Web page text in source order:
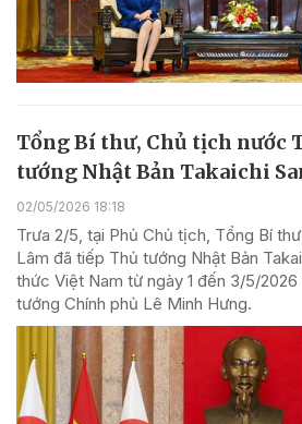
Tổng Bí thư, Chủ tịch nước
tướng Nhật Bản Takaichi
02/05/2026 18:18
Trưa 2/5, tại Phủ Chủ tịch, Tổng Bí
Lâm đã tiếp Thủ tướng Nhật Bản
thức Việt Nam từ ngày 1 đến 3/5/
tướng Chính phủ Lê Minh Hưng.